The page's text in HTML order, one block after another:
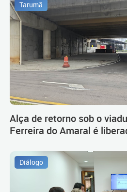
Tarumã
Alça de retorno sob o
Ferreira do Amaral é
Diálogo